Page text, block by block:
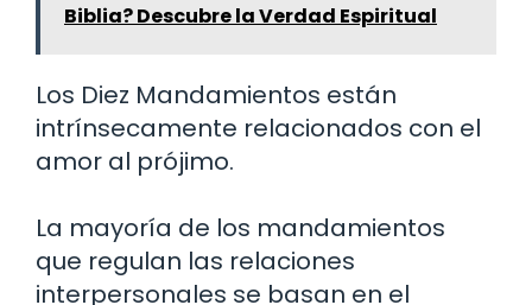
Biblia? Descubre la Verdad Espiritual
Los Diez Mandamientos están
intrínsecamente relacionados con el
amor al prójimo.
La mayoría de los mandamientos
que regulan las relaciones
interpersonales se basan en el